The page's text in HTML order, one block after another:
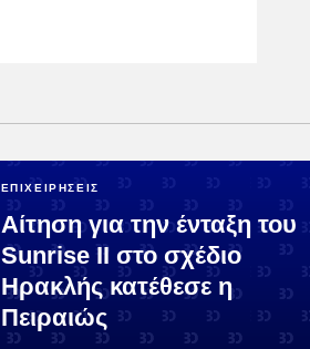
ΕΠΙΧΕΙΡΗΣΕΙΣ
Αίτηση για την ένταξη του
Sunrise ΙΙ στο σχέδιο
Ηρακλής κατέθεσε η
Πειραιώς